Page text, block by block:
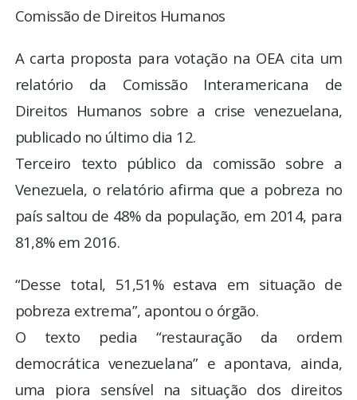
Comissão de Direitos Humanos
A carta proposta para votação na OEA cita um
relatório da Comissão Interamericana de
Direitos Humanos sobre a crise venezuelana,
publicado no último dia 12.
Terceiro texto público da comissão sobre a
Venezuela, o relatório afirma que a pobreza no
país saltou de 48% da população, em 2014, para
81,8% em 2016.
“Desse total, 51,51% estava em situação de
pobreza extrema”, apontou o órgão.
O texto pedia “restauração da ordem
democrática venezuelana” e apontava, ainda,
uma piora sensível na situação dos direitos